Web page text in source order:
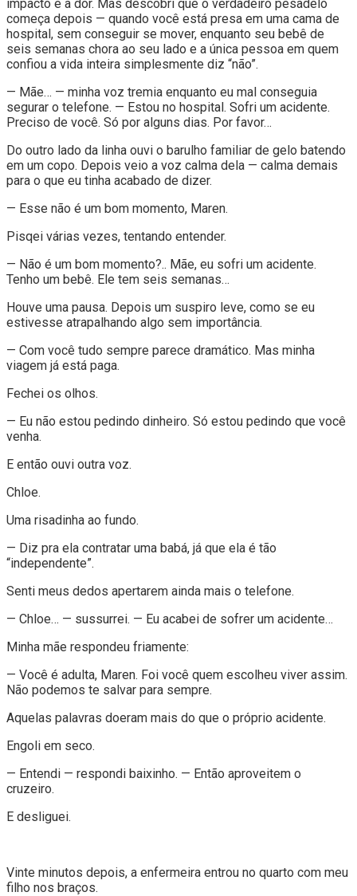
impacto e a dor. Mas descobri que o verdadeiro pesadelo
começa depois — quando você está presa em uma cama de
hospital, sem conseguir se mover, enquanto seu bebê de
seis semanas chora ao seu lado e a única pessoa em quem
confiou a vida inteira simplesmente diz “não”.
— Mãe… — minha voz tremia enquanto eu mal conseguia
segurar o telefone. — Estou no hospital. Sofri um acidente.
Preciso de você. Só por alguns dias. Por favor…
Do outro lado da linha ouvi o barulho familiar de gelo batendo
em um copo. Depois veio a voz calma dela — calma demais
para o que eu tinha acabado de dizer.
— Esse não é um bom momento, Maren.
Pisqei várias vezes, tentando entender.
— Não é um bom momento?.. Mãe, eu sofri um acidente.
Tenho um bebê. Ele tem seis semanas…
Houve uma pausa. Depois um suspiro leve, como se eu
estivesse atrapalhando algo sem importância.
— Com você tudo sempre parece dramático. Mas minha
viagem já está paga.
Fechei os olhos.
— Eu não estou pedindo dinheiro. Só estou pedindo que você
venha.
E então ouvi outra voz.
Chloe.
Uma risadinha ao fundo.
— Diz pra ela contratar uma babá, já que ela é tão
“independente”.
Senti meus dedos apertarem ainda mais o telefone.
— Chloe… — sussurrei. — Eu acabei de sofrer um acidente…
Minha mãe respondeu friamente:
— Você é adulta, Maren. Foi você quem escolheu viver assim.
Não podemos te salvar para sempre.
Aquelas palavras doeram mais do que o próprio acidente.
Engoli em seco.
— Entendi — respondi baixinho. — Então aproveitem o
cruzeiro.
E desliguei.
Vinte minutos depois, a enfermeira entrou no quarto com meu
filho nos braços.